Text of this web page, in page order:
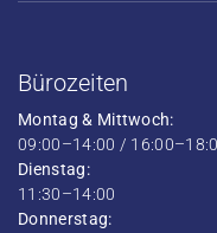
Bürozeiten
Montag & Mittwoch:
09:00–14:00 /
Dienstag:
11:30–14:00
Donnerstag: